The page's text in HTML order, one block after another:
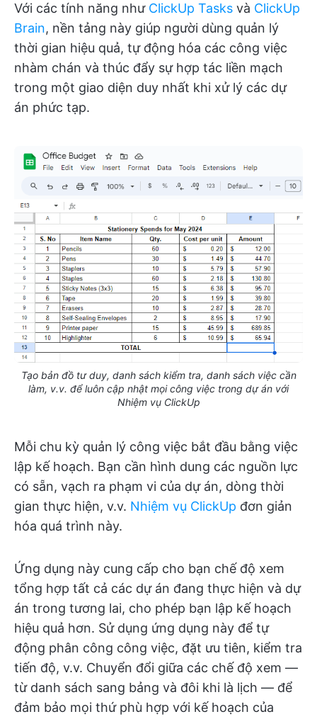
Với các tính năng như ClickUp Tasks và ClickUp
Brain, nền tảng này giúp người dùng quản lý
thời gian hiệu quả, tự động hóa các công việc
nhàm chán và thúc đẩy sự hợp tác liền mạch
trong một giao diện duy nhất khi xử lý các dự
án phức tạp.
Tạo bản đồ tư duy, danh sách kiểm tra, danh sách việc cần
làm, v.v. để luôn cập nhật mọi công việc trong dự án với
Nhiệm vụ ClickUp
Mỗi chu kỳ quản lý công việc bắt đầu bằng việc
lập kế hoạch. Bạn cần hình dung các nguồn lực
có sẵn, vạch ra phạm vi của dự án, dòng thời
gian thực hiện, v.v. Nhiệm vụ ClickUp đơn giản
hóa quá trình này.
Ứng dụng này cung cấp cho bạn chế độ xem
tổng hợp tất cả các dự án đang thực hiện và dự
án trong tương lai, cho phép bạn lập kế hoạch
hiệu quả hơn. Sử dụng ứng dụng này để tự
động phân công công việc, đặt ưu tiên, kiểm tra
tiến độ, v.v. Chuyển đổi giữa các chế độ xem —
từ danh sách sang bảng và đôi khi là lịch — để
đảm bảo mọi thứ phù hợp với kế hoạch của